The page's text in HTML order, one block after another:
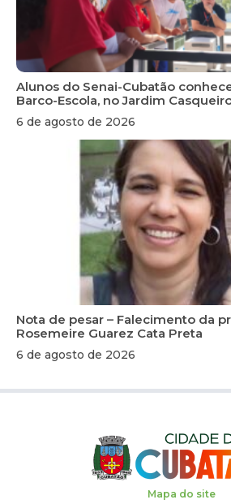
Alunos do Senai-Cubatão
Barco-Escola, no Jardim
6 de agosto de 2026
Nota de pesar – Falecimento da
Rosemeire Guarez Cata Preta
6 de agosto de 2026
Mapa do site